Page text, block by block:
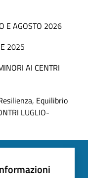
E AGOSTO 2026
2025
AI CENTRI
Equilibrio
LUGLIO-